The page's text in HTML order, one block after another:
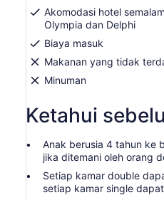
Akomodasi hotel
Olympia dan Delphi
Biaya masuk
Makanan yang tidak
Minuman
Ketahui
Anak berusia 4 tahun ke
jika ditemani oleh orang
Setiap kamar double
setiap kamar single